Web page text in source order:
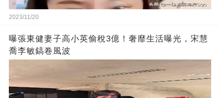
2023/11/20
曝張東健妻子高小英偷稅3億！奢靡生活曝光，宋慧
喬李敏鎬卷風波